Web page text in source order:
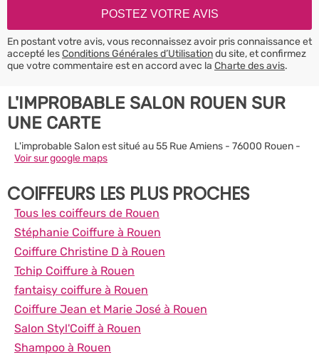
En postant votre avis, vous reconnaissez avoir pris connaissance et
accepté lesConditions Générales d’Utilisationdu site, et confirmez
que votre commentaire est en accord avec la Charte des avis.
L'IMPROBABLE SALON ROUEN SUR
UNE CARTE
L'improbable Salon est situé au 55 Rue Amiens - 76000 Rouen -
Voir sur google maps
COIFFEURS LES PLUS PROCHES
Tous les coiffeurs de Rouen
Stéphanie Coiffure à Rouen
Coiffure Christine D à Rouen
Tchip Coiffure à Rouen
fantaisy coiffure à Rouen
Coiffure Jean et Marie José à Rouen
Salon Styl'Coiff à Rouen
Shampoo à Rouen